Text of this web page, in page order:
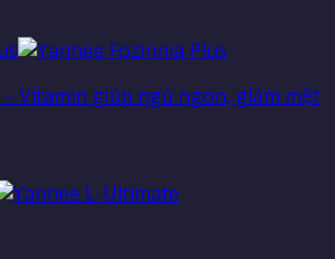
– Vitamin giúp ngủ ngon, giảm mệt